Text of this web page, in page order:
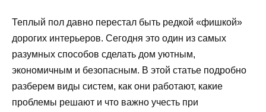
Теплый пол давно перестал быть редкой «фишкой»
дорогих интерьеров. Сегодня это один из самых
разумных способов сделать дом уютным,
экономичным и безопасным. В этой статье подробно
разберем виды систем, как они работают, какие
проблемы решают и что важно учесть при